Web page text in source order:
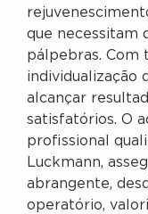
que necessitam
pálpebras. Com
individualização
alcançar
satisfatórios. O
profissional
Luckmann,
abrangente,
operatório,